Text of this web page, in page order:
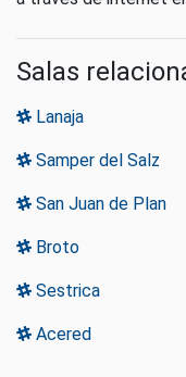
Salas
Lanaja
Samper del Salz
San Juan de Plan
Broto
Sestrica
Acered